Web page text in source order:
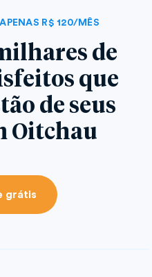
R$ 120/MÊS
de
que
de seus
Oitchau
grátis